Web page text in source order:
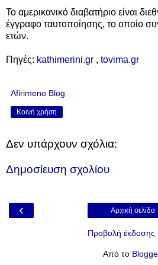
Το αμερικανικό διαβατήριο είναι
έγγραφο ταυτοποίησης, το οποίο
ετών.
Πηγές: kathimerini.gr , tovima.gr
Afirimeno Blog
Κοινή χρήση
Δεν υπάρχουν σχόλια:
Δημοσίευση σχολίου
‹ Αρχική σελίδα
Προβολή έκδοσης
Από το